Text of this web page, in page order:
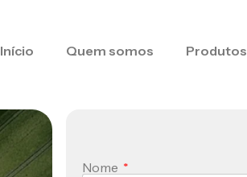
Início Quem somos Produtos
Nome